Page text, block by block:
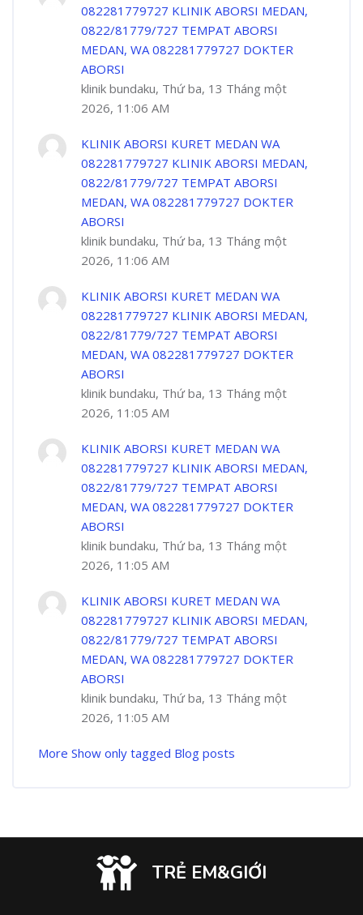
082281779727 KLINIK ABORSI MEDAN,
0822/81779/727 TEMPAT ABORSI
MEDAN, WA 082281779727 DOKTER
ABORSI
klinik bundaku, Thứ ba, 13 Tháng một
2026, 11:06 AM
KLINIK ABORSI KURET MEDAN WA
082281779727 KLINIK ABORSI MEDAN,
0822/81779/727 TEMPAT ABORSI
MEDAN, WA 082281779727 DOKTER
ABORSI
klinik bundaku, Thứ ba, 13 Tháng một
2026, 11:06 AM
KLINIK ABORSI KURET MEDAN WA
082281779727 KLINIK ABORSI MEDAN,
0822/81779/727 TEMPAT ABORSI
MEDAN, WA 082281779727 DOKTER
ABORSI
klinik bundaku, Thứ ba, 13 Tháng một
2026, 11:05 AM
KLINIK ABORSI KURET MEDAN WA
082281779727 KLINIK ABORSI MEDAN,
0822/81779/727 TEMPAT ABORSI
MEDAN, WA 082281779727 DOKTER
ABORSI
klinik bundaku, Thứ ba, 13 Tháng một
2026, 11:05 AM
KLINIK ABORSI KURET MEDAN WA
082281779727 KLINIK ABORSI MEDAN,
0822/81779/727 TEMPAT ABORSI
MEDAN, WA 082281779727 DOKTER
ABORSI
klinik bundaku, Thứ ba, 13 Tháng một
2026, 11:05 AM
More Show only tagged Blog posts
TRẺ EM&GIỚI